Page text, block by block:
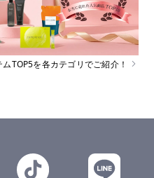
TOP5を各カテゴリでご紹介！